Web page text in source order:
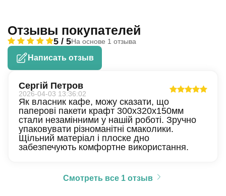
Отзывы покупателей
5 / 5На основе 1 отзыва
Написать отзыв
Сергій Петров
2026-04-03 13:36:02
Як власник кафе, можу сказати, що
паперові пакети крафт 300х320х150мм
стали незамінними у нашій роботі. Зручно
упаковувати різноманітні смаколики.
Щільний матеріал і плоске дно
забезпечують комфортне використання.
Смотреть все 1 отзыв